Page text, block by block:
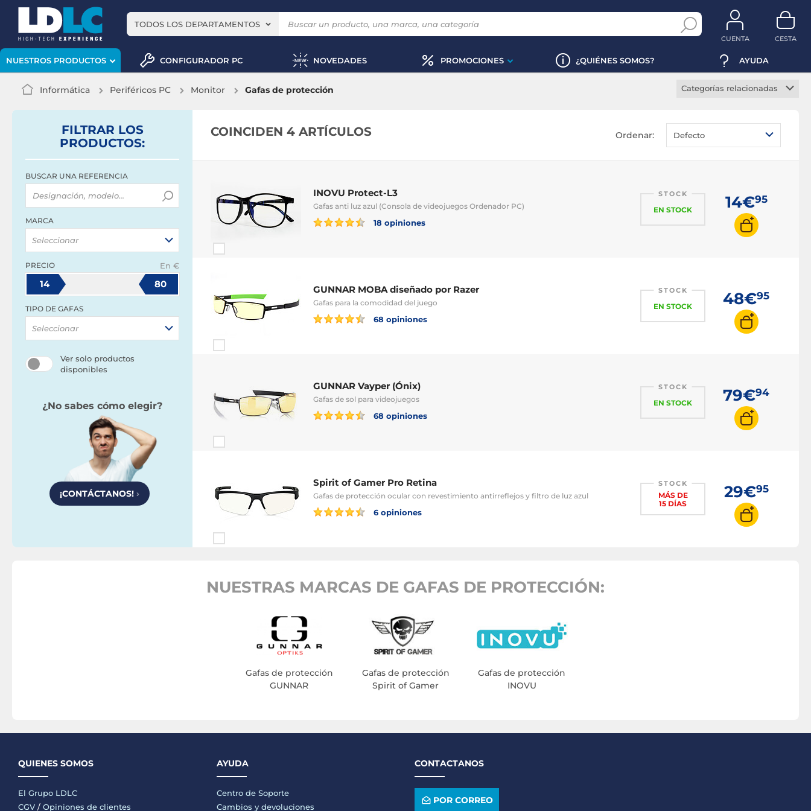
TODOS LOS DEPARTAMENTOS
CUENTA CESTA
NUESTROS PRODUCTOS CONFIGURADOR PC NOVEDADES PROMOCIONES ¿QUIÉNES SOMOS? AYUDA
Informática Periféricos PC Monitor Gafas de protección
Categorías relacionadas
Gafas ordenador
FILTRAR LOS
PRODUCTOS:
BUSCAR UNA REFERENCIA
MARCA
Seleccionar
PRECIO En €
14 80
TIPO DE GAFAS
Seleccionar
Ver solo productos
disponibles
¿No sabes cómo elegir?
¡CONTÁCTANOS! ›
COINCIDEN 4 ARTÍCULOS Ordenar: Defecto
INOVU Protect-L3
Gafas anti luz azul (Consola de videojuegos Ordenador PC)
18 opiniones
STOCK
EN STOCK 14€95
GUNNAR MOBA diseñado por Razer
Gafas para la comodidad del juego
68 opiniones
STOCK
EN STOCK 48€95
GUNNAR Vayper (Ónix)
Gafas de sol para videojuegos
68 opiniones
STOCK
EN STOCK 79€94
Spirit of Gamer Pro Retina
Gafas de protección ocular con revestimiento antirreflejos y filtro de luz azul
6 opiniones
STOCK
MÁS DE
15 DÍAS
29€95
NUESTRAS MARCAS DE GAFAS DE PROTECCIÓN:
Gafas de protección
GUNNAR
Gafas de protección
Spirit of Gamer
Gafas de protección
INOVU
QUIENES SOMOS
El Grupo LDLC
CGV / Opiniones de clientes
AYUDA
Centro de Soporte
Cambios y devoluciones
CONTACTANOS
POR CORREO